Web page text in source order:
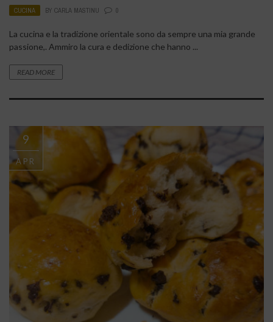
CUCINA BY CARLA MASTINU 0
La cucina e la tradizione orientale sono da sempre una mia grande
passione,. Ammiro la cura e dedizione che hanno ...
READ MORE
9
APR